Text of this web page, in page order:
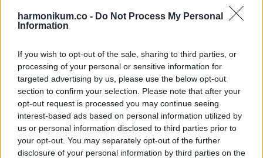
harmonikum.co - Do Not Process My Personal
Information
If you wish to opt-out of the sale, sharing to third parties, or
processing of your personal or sensitive information for
targeted advertising by us, please use the below opt-out
section to confirm your selection. Please note that after your
opt-out request is processed you may continue seeing
interest-based ads based on personal information utilized by
us or personal information disclosed to third parties prior to
your opt-out. You may separately opt-out of the further
disclosure of your personal information by third parties on the
Mary Stuart Masterson, 54 éves